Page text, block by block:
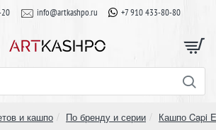
info@artkashpo.ru +7 910 433-80-80
и кашпо По бренду и серии Кашпо Capi